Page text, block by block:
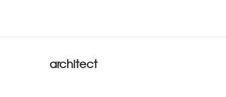
architect